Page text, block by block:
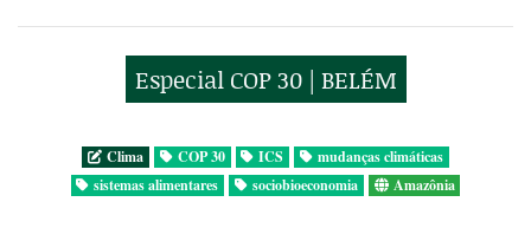
Especial COP 30 | BELÉM
Clima COP 30 ICS
mudanças climáticas
sistemas alimentares
sociobioeconomia Amazônia